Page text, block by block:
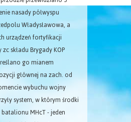
nasady półwyspu
Władysławowa, a
urządzeń fortyfikacji
składu Brygady KOP
go mianem
głównej na zach. od
wybuchu wojny
system, w którym środki
MHcT - jeden